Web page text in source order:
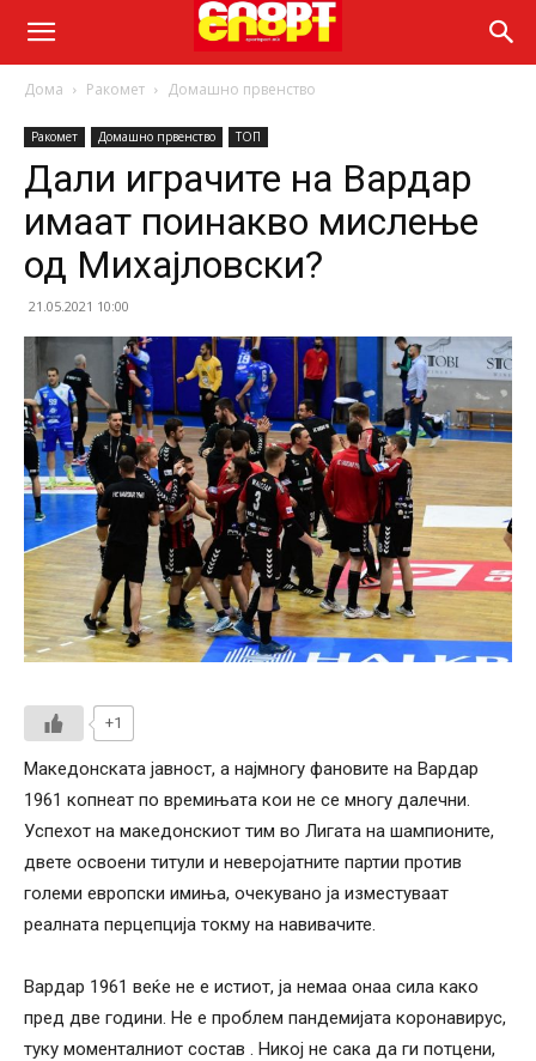
Дома Ракомет Домашно првенство
Ракомет Домашно првенство ТОП
Дали играчите на Вардар
имаат поинакво мислење
од Михајловски?
21.05.2021 10:00
+1
Македонската јавност, а најмногу фановите на Вардар
1961 копнеат по времињата кои не се многу далечни.
Успехот на македонскиот тим во Лигата на шампионите,
двете освоени титули и неверојатните партии против
големи европски имиња, очекувано ја изместуваат
реалната перцепција токму на навивачите.
Вардар 1961 веќе не е истиот, ја немаа онаа сила како
пред две години. Не е проблем пандемијата коронавирус,
туку моменталниот состав . Никој не сака да ги потцени,